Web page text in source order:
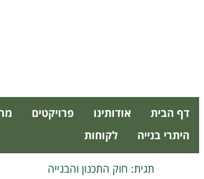
דף הבית אודותינו פרויקטים
היתרי בנייה
לקוחות
תגית: חוק התכנון והבנייה